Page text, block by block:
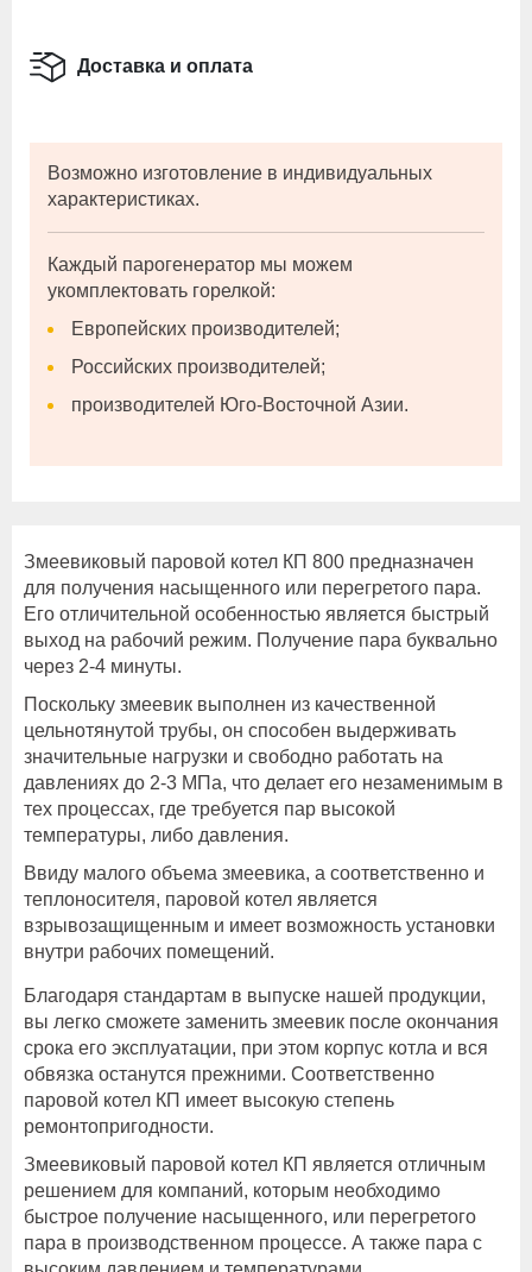
Доставка и оплата
Возможно изготовление в индивидуальных
характеристиках.
Каждый парогенератор мы можем
укомплектовать горелкой:
Европейских производителей;
Российских производителей;
производителей Юго-Восточной Азии.
Змеевиковый паровой котел КП 800 предназначен
для получения насыщенного или перегретого пара.
Его отличительной особенностью является быстрый
выход на рабочий режим. Получение пара буквально
через 2-4 минуты.
Поскольку змеевик выполнен из качественной
цельнотянутой трубы, он способен выдерживать
значительные нагрузки и свободно работать на
давлениях до 2-3 МПа, что делает его незаменимым в
тех процессах, где требуется пар высокой
температуры, либо давления.
Ввиду малого объема змеевика, а соответственно и
теплоносителя, паровой котел является
взрывозащищенным и имеет возможность установки
внутри рабочих помещений.
Благодаря стандартам в выпуске нашей продукции,
вы легко сможете заменить змеевик после окончания
срока его эксплуатации, при этом корпус котла и вся
обвязка останутся прежними. Соответственно
паровой котел КП имеет высокую степень
ремонтопригодности.
Змеевиковый паровой котел КП является отличным
решением для компаний, которым необходимо
быстрое получение насыщенного, или перегретого
пара в производственном процессе. А также пара с